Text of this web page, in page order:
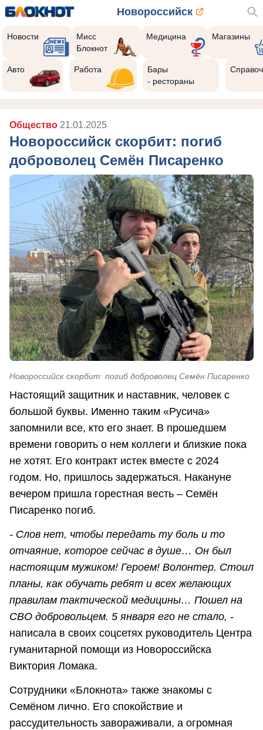
Новороссийск
Новости
Мисс
Блокнот
Медицина Магазины
Авто Работа
Бары
- рестораны
Общество 21.01.2025
Новороссийск скорбит: погиб
доброволец Семён Писаренко
Новороссийск скорбит: погиб доброволец Семён Писаренко
Настоящий защитник и наставник, человек с
большой буквы. Именно таким «Русича»
запомнили все, кто его знает. В прошедшем
времени говорить о нем коллеги и близкие пока
не хотят. Его контракт истек вместе с 2024
годом. Но, пришлось задержаться. Накануне
вечером пришла горестная весть – Семён
Писаренко погиб.
- Слов нет, чтобы передать ту боль и то
отчаяние, которое сейчас в душе… Он был
настоящим мужиком! Героем! Волонтер. Стоил
планы, как обучать ребят и всех желающих
правилам тактической медицины… Пошел на
СВО добровольцем. 5 января его не стало, -
написала в своих соцсетях руководитель Центра
гуманитарной помощи из Новороссийска
Виктория Ломака.
Сотрудники «Блокнота» также знакомы с
Семёном лично. Его спокойствие и
рассудительность завораживали, а огромная